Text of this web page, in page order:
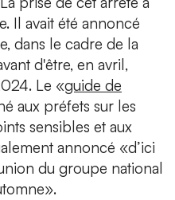
Il avait été annoncé
dans le cadre de la
d'être, en avril,
Le «guide de
aux préfets sur les
sensibles et aux
annoncé «d’ici
du groupe national